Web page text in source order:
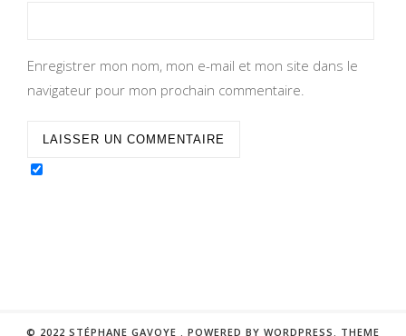
Enregistrer mon nom, mon e-mail et mon site dans le
navigateur pour mon prochain commentaire.
© 2022 STÉPHANE GAVOYE . POWERED BY WORDPRESS. THEME